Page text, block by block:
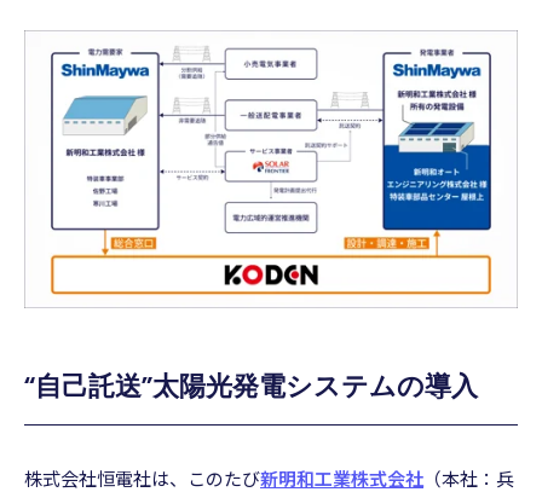
“自己託送”太陽光発電システムの導入
株式会社恒電社は、このたび新明和工業株式会社 （本社：兵